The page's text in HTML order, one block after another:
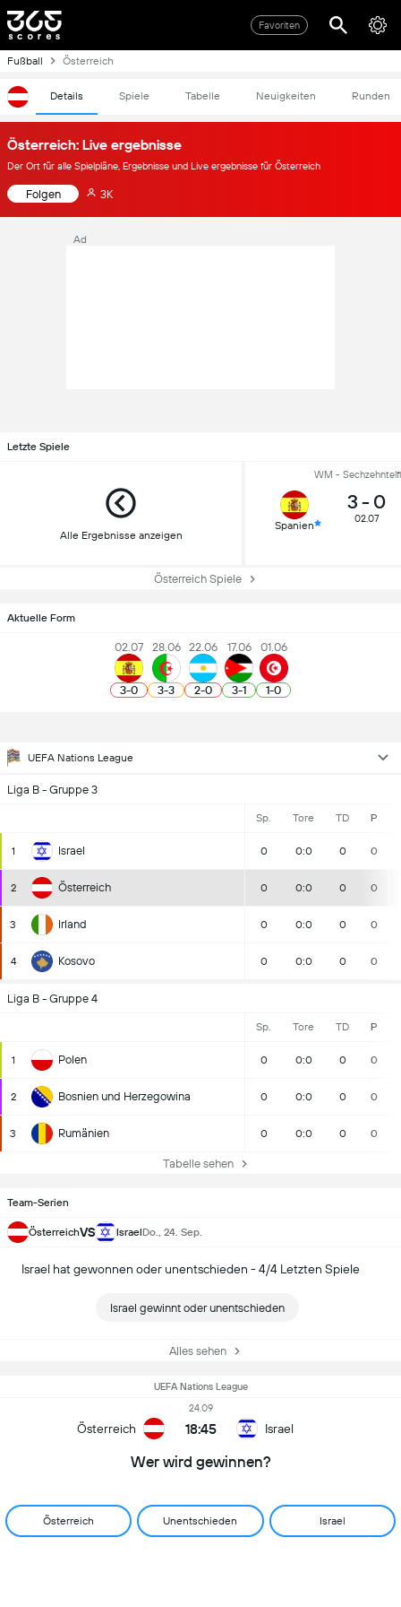
Favoriten
Fußball Österreich
Details Spiele Tabelle Neuigkeiten Runden
Österreich: Live ergebnisse
Der Ort für alle Spielpläne, Ergebnisse und Live ergebnisse für Österreich
Folgen 3K
Ad
Letzte Spiele
Alle Ergebnisse anzeigen
WM -
Spanien
3 - 0
02.07
Österreich Spiele
Aktuelle Form
02.07
3-0
28.06
3-3
22.06
2-0
17.06
3-1
01.06
1-0
UEFA Nations League
Liga B - Gruppe 3
Sp. Tore TD P
1 Israel 0 0:0 0 0
2 Österreich 0 0:0 0 0
3 Irland 0 0:0 0 0
4 Kosovo 0 0:0 0 0
Liga B - Gruppe 4
Sp. Tore TD P
1 Polen 0 0:0 0 0
2 Bosnien und Herzegowina 0 0:0 0 0
3 Rumänien 0 0:0 0 0
Tabelle sehen
Team-Serien
ÖsterreichVS IsraelDo., 24. Sep.
Israel hat gewonnen oder unentschieden - 4/4 Letzten Spiele
Israel gewinnt oder unentschieden
Alles sehen
UEFA Nations League
Österreich
24.09
18:45 Israel
Wer wird gewinnen?
Österreich Unentschieden Israel